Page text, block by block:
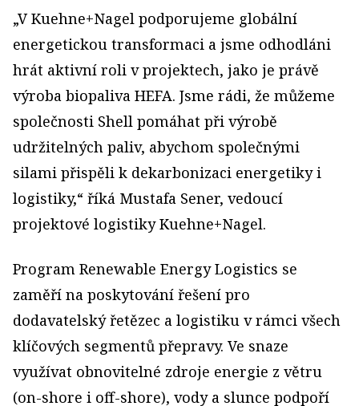
„V Kuehne+Nagel podporujeme globální
energetickou transformaci a jsme odhodláni
hrát aktivní roli v projektech, jako je právě
výroba biopaliva HEFA. Jsme rádi, že můžeme
společnosti Shell pomáhat při výrobě
udržitelných paliv, abychom společnými
silami přispěli k dekarbonizaci energetiky i
logistiky,“ říká Mustafa Sener, vedoucí
projektové logistiky Kuehne+Nagel.
Program Renewable Energy Logistics se
zaměří na poskytování řešení pro
dodavatelský řetězec a logistiku v rámci všech
klíčových segmentů přepravy. Ve snaze
využívat obnovitelné zdroje energie z větru
(on-shore i off-shore), vody a slunce podpoří